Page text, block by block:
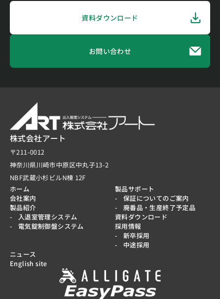
資料ダウンロード
お問い合わせ
株式会社アート
〒211-0012
神奈川県川崎市中原区中丸子13-2
NBF武蔵小杉ビルN棟 12F
ホーム
会社案内
製品紹介
入退室管理システム
電気錠制御盤システム
製品サポート
保証についてのご案内
廃番品・生産終了予定品
資料ダウンロード
採用情報
新卒採用
中途採用
ニュース
English site